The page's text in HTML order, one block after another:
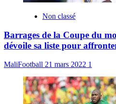
Non classé
Barrages de la Coupe du
dévoile sa liste pour
MaliFootball 21 mars 2022 1